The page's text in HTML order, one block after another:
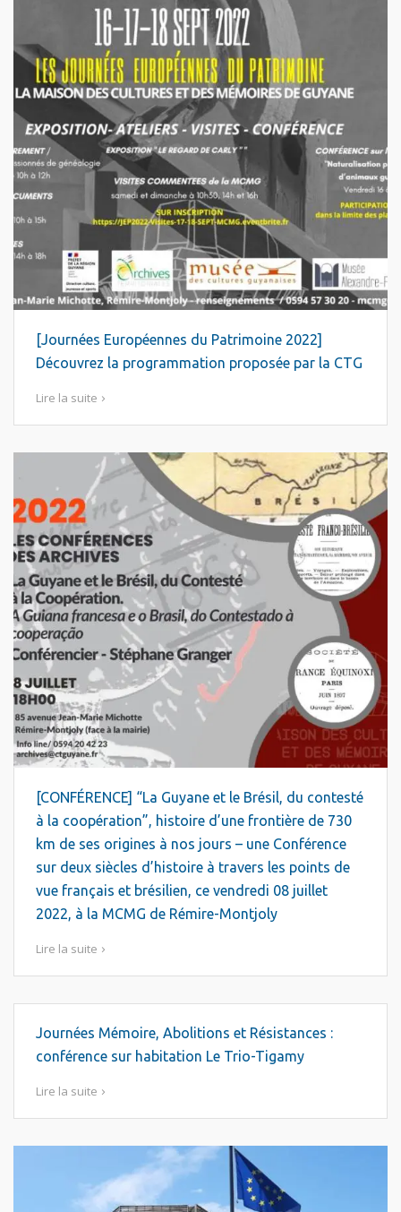
[Journées Européennes du Patrimoine 2022]
Découvrez la programmation proposée par la CTG
Lire la suite
[CONFÉRENCE] “La Guyane et le Brésil, du contesté
à la coopération”, histoire d’une frontière de 730
km de ses origines à nos jours – une Conférence
sur deux siècles d’histoire à travers les points de
vue français et brésilien, ce vendredi 08 juillet
2022, à la MCMG de Rémire-Montjoly
Lire la suite
Journées Mémoire, Abolitions et Résistances :
conférence sur habitation Le Trio-Tigamy
Lire la suite